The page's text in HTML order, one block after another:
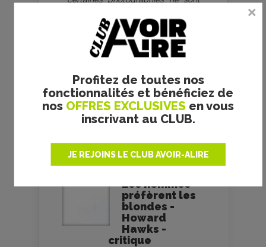
Profitez de toutes nos
fonctionnalités et bénéficiez de
nos OFFRES EXCLUSIVES en vous
inscrivant au CLUB.
JE REJOINS LE CLUB AVOIR-ALIRE
les crédits doivent être modifiés
ou ajoutés. Nous nous engageons
à retirer toutes photos litigieuses.
HOWARD HAWKS
Les hommes
préfèrent les
blondes -
Howard
Hawks -
critique